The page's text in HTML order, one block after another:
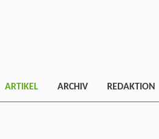
ARTIKEL ARCHIV REDAKTION